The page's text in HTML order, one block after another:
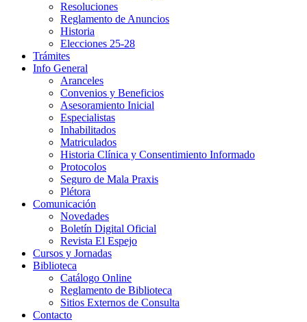
Resoluciones
Reglamento de Anuncios
Historia
Elecciones 25-28
Trámites
Info General
Aranceles
Convenios y Beneficios
Asesoramiento Inicial
Especialistas
Inhabilitados
Matriculados
Historia Clínica y Consentimiento Informado
Protocolos
Seguro de Mala Praxis
Plétora
Comunicación
Novedades
Boletín Digital Oficial
Revista El Espejo
Cursos y Jornadas
Biblioteca
Catálogo Online
Reglamento de Biblioteca
Sitios Externos de Consulta
Contacto